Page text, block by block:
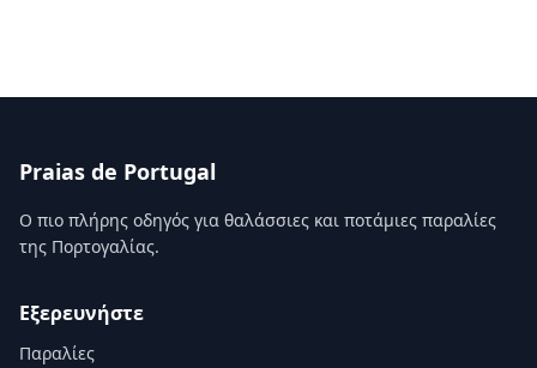
Praias de Portugal
Ο πιο πλήρης οδηγός για θαλάσσιες και ποτάμιες παραλίες
της Πορτογαλίας.
Εξερευνήστε
Παραλίες